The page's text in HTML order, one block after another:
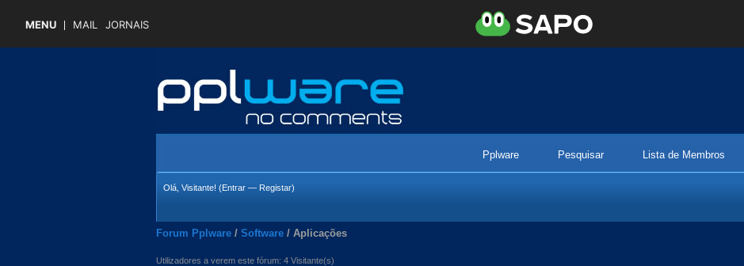
MENU MAIL JORNAIS
Pplware Pesquisar Lista de Membros
Olá, Visitante! (Entrar — Registar)
Forum Pplware / Software / Aplicações
Utilizadores a verem este fórum: 4 Visitante(s)